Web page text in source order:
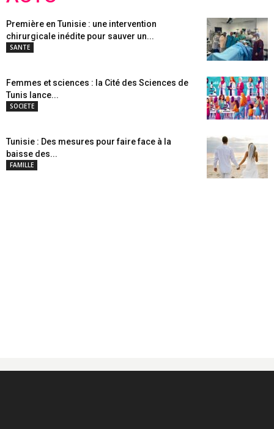
Première en Tunisie : une intervention
chirurgicale inédite pour sauver un...
SANTE
Femmes et sciences : la Cité des Sciences de
Tunis lance...
SOCIETE
Tunisie : Des mesures pour faire face à la
baisse des...
FAMILLE